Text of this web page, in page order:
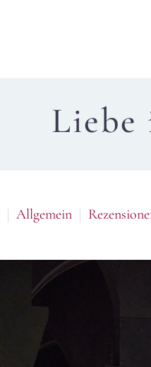
Liebe
Allgemein